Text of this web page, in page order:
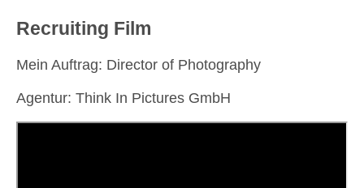
Recruiting Film
Mein Auftrag: Director of Photography
Agentur: Think In Pictures GmbH